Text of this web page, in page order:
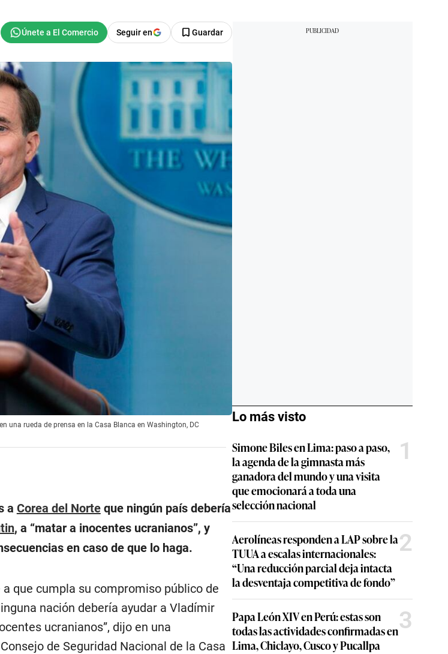
Seguir en Guardar
una rueda de prensa en la Casa Blanca en Washington, DC
a Corea del Norteque ningún país debería
, a “matar a inocentes ucranianos”, y
en caso de que lo haga.
que cumpla su compromiso público de
nación debería ayudar a Vladímir
ucranianos”, dijo en una
de Seguridad Nacional de la Casa
Lo más visto
Simone Biles en Lima: paso a paso,
la agenda de la gimnasta más
ganadora del mundo y una visita
que emocionará a toda una
selección nacional
1
Aerolíneas responden a LAP sobre la
TUUA a escalas internacionales:
“Una reducción parcial deja intacta
la desventaja competitiva de fondo”
2
Papa León XIV en Perú: estas son
todas las actividades confirmadas en
Lima, Chiclayo, Cusco y Pucallpa
3